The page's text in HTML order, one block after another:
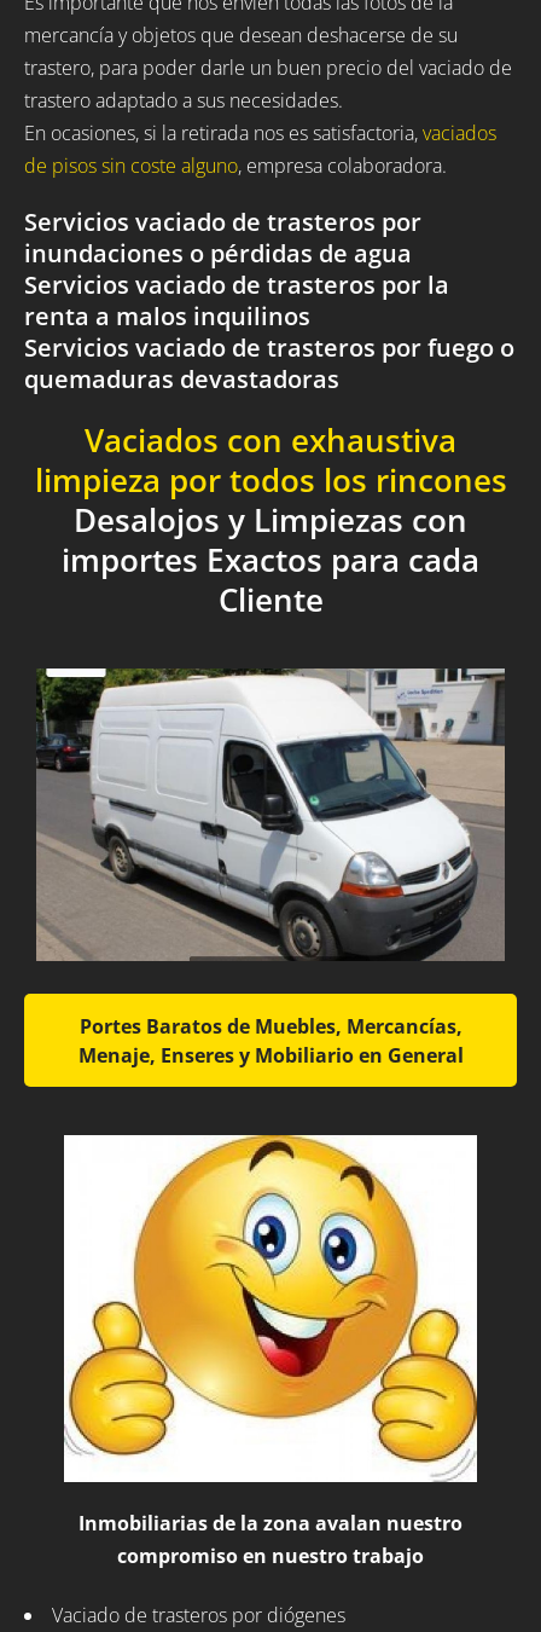
mercancía y objetos que desean deshacerse de su
trastero, para poder darle un buen precio del vaciado de
trastero adaptado a sus necesidades.
En ocasiones, si la retirada nos es satisfactoria,vaciados
de pisos sin coste alguno, empresa colaboradora.
Servicios vaciado de trasteros por
inundaciones o pérdidas de agua
Servicios vaciado de trasteros por la
renta a malos inquilinos
Servicios vaciado de trasteros por fuego o
quemaduras devastadoras
Vaciados con exhaustiva
limpieza por todos los rincones
Desalojos y Limpiezas con
importes Exactos para cada
Cliente
Portes Baratos de Muebles, Mercancías,
Menaje, Enseres y Mobiliario en General
Inmobiliarias de la zona avalan nuestro
compromiso en nuestro trabajo
Vaciado de trasteros por diógenes